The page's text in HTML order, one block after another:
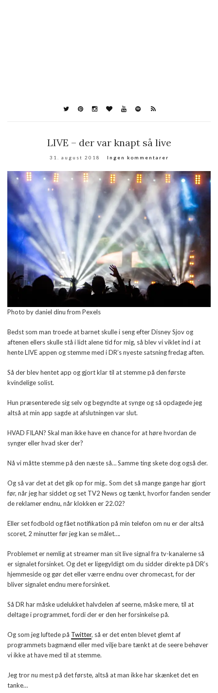
LIVE – der var knapt så live
31. august 2018 Ingen kommentarer
Photo by daniel dinu from Pexels
Bedst som man troede at barnet skulle i seng efter Disney Sjov og
aftenen ellers skulle stå i lidt alene tid for mig, så blev vi viklet ind i at
hente LIVE appen og stemme med i DR’s nyeste satsning fredag aften.
Så der blev hentet app og gjort klar til at stemme på den første
kvindelige solist.
Hun præsenterede sig selv og begyndte at synge og så opdagede jeg
altså at min app sagde at afslutningen var slut.
HVAD FILAN? Skal man ikke have en chance for at høre hvordan de
synger eller hvad sker der?
Nå vi måtte stemme på den næste så… Samme ting skete dog også der.
Og så var det at det gik op for mig.. Som det så mange gange har gjort
før, når jeg har siddet og set TV2 News og tænkt, hvorfor fanden sender
de reklamer endnu, når klokken er 22.02?
Eller set fodbold og fået notifikation på min telefon om nu er der altså
scoret, 2 minutter før jeg kan se målet….
Problemet er nemlig at streamer man sit live signal fra tv-kanalerne så
er signalet forsinket. Og det er ligegyldigt om du sidder direkte på DR’s
hjemmeside og gør det eller værre endnu over chromecast, for der
bliver signalet endnu mere forsinket.
Så DR har måske udelukket halvdelen af seerne, måske mere, til at
deltage i programmet, fordi der er den her forsinkelse på.
Og som jeg luftede på Twitter, så er det enten blevet glemt af
programmets bagmænd eller med vilje bare tænkt at de seere behøver
vi ikke at have med til at stemme.
Jeg tror nu mest på det første, altså at man ikke har skænket det en
tanke…